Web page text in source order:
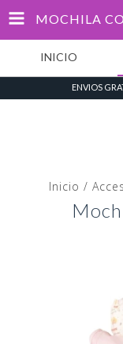
MOCHILA
INICIO
ENVIOS
Inicio /